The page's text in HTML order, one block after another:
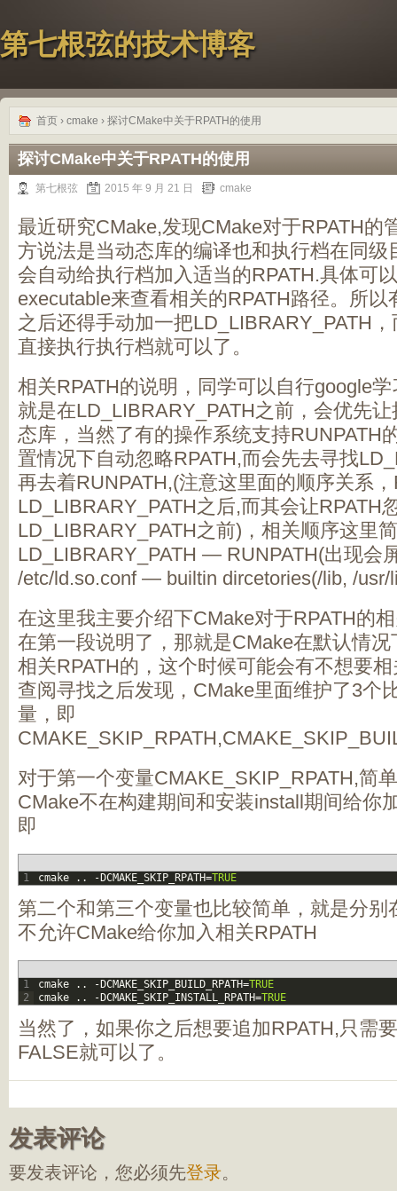
第七根弦的技术博客
首页 › cmake › 探讨CMake中关于RPATH的使用
探讨CMake中关于RPATH的使用
第七根弦 2015 年 9 月 21 日 cmake
最近研究CMake,发现CMake对于RPATH的
方说法是当动态库的编译也和执行档在同级
会自动给执行档加入适当的RPATH.具体可
executable来查看相关的RPATH路径。所
之后还得手动加一把LD_LIBRARY_PATH
直接执行执行档就可以了。
相关RPATH的说明，同学可以自行google
就是在LD_LIBRARY_PATH之前，会优先
态库，当然了有的操作系统支持RUNPATH
置情况下自动忽略RPATH,而会先去寻找
再去着RUNPATH,(注意这里面的顺序关系
LD_LIBRARY_PATH之后,而其会让RPATH
LD_LIBRARY_PATH之前)，相关顺序这里
LD_LIBRARY_PATH — RUNPATH(出现会
/etc/ld.so.conf — builtin dircetories(/lib, /usr/
在这里我主要介绍下CMake对于RPATH的
在第一段说明了，那就是CMake在默认情
相关RPATH的，这个时候可能会有不想要
查阅寻找之后发现，CMake里面维护了3个
量，即
对于第一个变量CMAKE_SKIP_RPATH,简
CMake不在构建期间和安装install期间给你
即
1 cmake . . - DCMAKE_SKIP_RPATH=TRUE
第二个和第三个变量也比较简单，就是分别
不允许CMake给你加入相关RPATH
1
2
cmake . . - DCMAKE_SKIP_BUILD_RPATH=TRUE
cmake
. . - DCMAKE_SKIP_INSTALL_RPATH=TRUE
当然了，如果你之后想要追加RPATH,只需
FALSE就可以了。
发表评论
要发表评论，您必须先登录。